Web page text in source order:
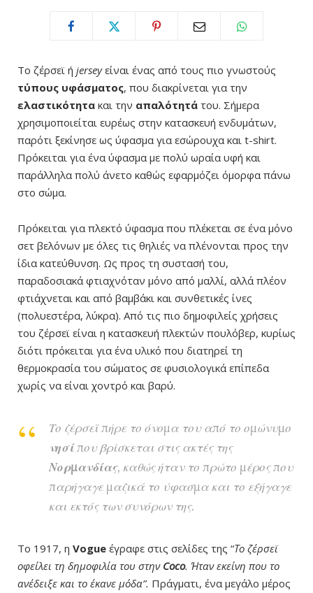
Το ζέρσεϊ ή jerseyείναι ένας από τους πιο γνωστούς
τύπους υφάσματος, που διακρίνεται για την
ελαστικότητα και την απαλότητά του. Σήμερα
χρησιμοποιείται ευρέως στην κατασκευή ενδυμάτων,
παρότι ξεκίνησε ως ύφασμα για εσώρουχα και t-shirt.
Πρόκειται για ένα ύφασμα με πολύ ωραία υφή και
παράλληλα πολύ άνετο καθώς εφαρμόζει όμορφα πάνω
στο σώμα.
Πρόκειται για πλεκτό ύφασμα που πλέκεται σε ένα μόνο
σετ βελόνων με όλες τις θηλιές να πλένονται προς την
ίδια κατεύθυνση. Ως προς τη συστασή του,
παραδοσιακά φτιαχνόταν μόνο από μαλλί, αλλά πλέον
φτιάχνεται και από βαμβάκι και συνθετικές ίνες
(πολυεστέρα, λύκρα). Από τις πιο δημοφιλείς χρήσεις
του ζέρσεϊ είναι η κατασκευή πλεκτών πουλόβερ, κυρίως
διότι πρόκειται για ένα υλικό που διατηρεί τη
θερμοκρασία του σώματος σε φυσιολογικά επίπεδα
χωρίς να είναι χοντρό και βαρύ.
Το ζέρσεϊ πήρε το όνομα του από το ομώνυμο
νησίπου βρίσκεται στις ακτές της
Νορμανδίας, καθώς ήταν το πρώτο μέρος που
παρήγαγε μαζικά το ύφασμα και το εξήγαγε
και εκτός των συνόρων της.
Το 1917, η Vogue έγραφε στις σελίδες της “Το ζέρσεϊ
οφείλει τη δημοφιλία του στην Coco. Ήταν εκείνη που το
ανέδειξε και το έκανε μόδα”. Πράγματι, ένα μεγάλο μέρος